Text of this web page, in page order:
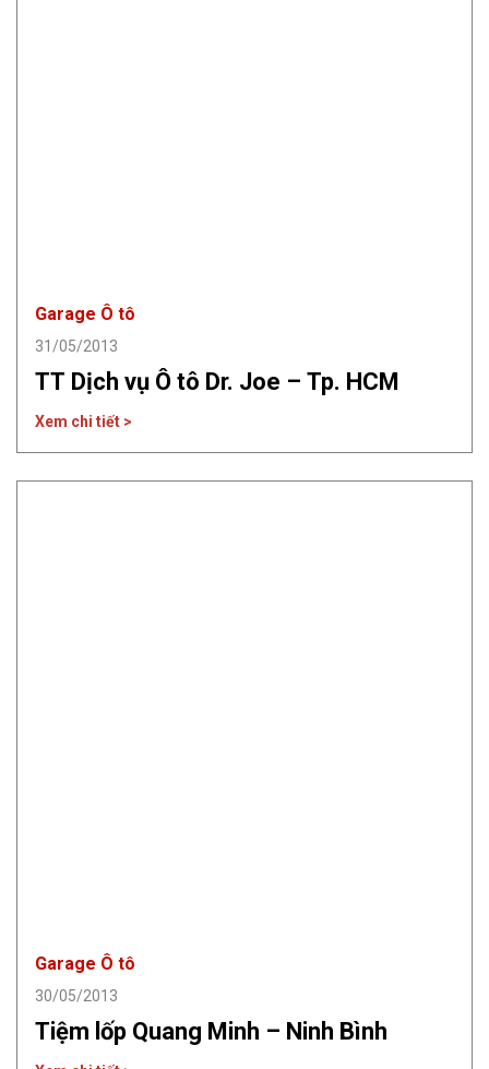
Garage Ô tô
31/05/2013
TT Dịch vụ Ô tô Dr. Joe – Tp. HCM
Xem chi tiết >
Garage Ô tô
30/05/2013
Tiệm lốp Quang Minh – Ninh Bình